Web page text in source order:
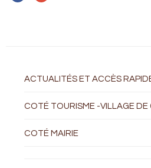
ACTUALITÉS ET ACCÈS
COTÉ TOURISME -VILLAGE
COTÉ MAIRIE